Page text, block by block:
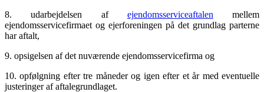
8. udarbejdelsen af ejendomsserviceaftalen mellem
ejendomsservicefirmaet og ejerforeningen på det grundlag parterne
har aftalt,
9. opsigelsen af det nuværende ejendomsservicefirma og
10. opfølgning efter tre måneder og igen efter et år med eventuelle
justeringer af aftalegrundlaget.